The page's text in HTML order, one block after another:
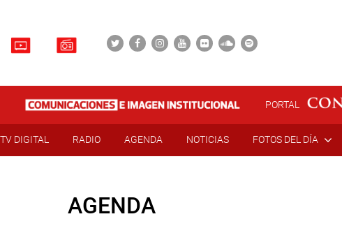
PORTAL
TV DIGITAL RADIO AGENDA NOTICIAS FOTOS DEL DÍA
AGENDA